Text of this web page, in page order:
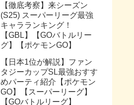
【徹底考察】来シーズン
(S25) スーパーリーグ最強
キャラランキング！
【GBL】【GOバトルリー
グ】【ポケモンGO】
【日本1位が解説】ファン
タジーカップSL最強おすす
めパーティ紹介【ポケモン
GO】【スーパーリーグ】
【GOバトルリーグ】